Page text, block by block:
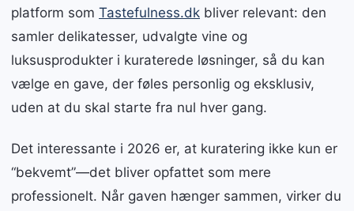
platform som Tastefulness.dk bliver relevant: den
samler delikatesser, udvalgte vine og
luksusprodukter i kuraterede løsninger, så du kan
vælge en gave, der føles personlig og eksklusiv,
uden at du skal starte fra nul hver gang.
Det interessante i 2026 er, at kuratering ikke kun er
“bekvemt”—det bliver opfattet som mere
professionelt. Når gaven hænger sammen, virker du